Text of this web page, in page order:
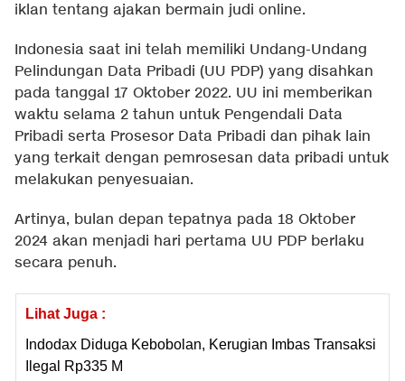
iklan tentang ajakan bermain judi online.
Indonesia saat ini telah memiliki Undang-Undang
Pelindungan Data Pribadi (UU PDP) yang disahkan
pada tanggal 17 Oktober 2022. UU ini memberikan
waktu selama 2 tahun untuk Pengendali Data
Pribadi serta Prosesor Data Pribadi dan pihak lain
yang terkait dengan pemrosesan data pribadi untuk
melakukan penyesuaian.
Artinya, bulan depan tepatnya pada 18 Oktober
2024 akan menjadi hari pertama UU PDP berlaku
secara penuh.
Lihat Juga :
Indodax Diduga Kebobolan, Kerugian Imbas Transaksi
Ilegal Rp335 M